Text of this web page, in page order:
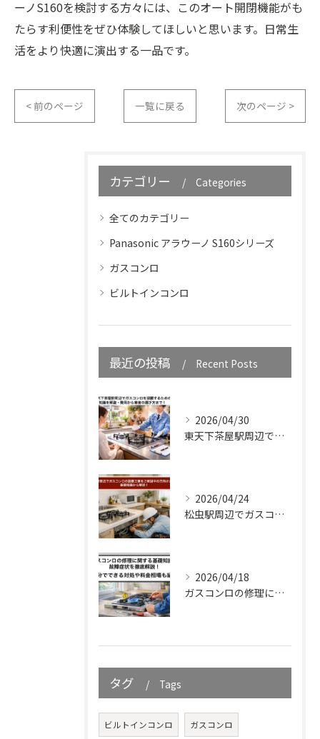
ーノS160を検討する方々には、このオート開閉機能がも
たらす利便性をぜひ体験してほしいと思います。日常生
活をより快適に演出する一品です。
< 前のページ 一覧に戻る 次のページ >
カテゴリー Categories
全てのカテゴリー
Panasonic アラウーノ S160シリーズ
ガスコンロ
ビルトインコンロ
最近の投稿 Recent Posts
2026/04/30
東天下茶屋駅周辺でガスコンロを設置するための知識を解説・費用から業者の選び方まで！
2026/04/24
松虫駅周辺でガスコンロの設置工事をご検討中の方向けガイド｜基礎知識から解説！
2026/04/18
ガスコンロの修理に関する基礎知識と故障症状を徹底解説！自分でできる対処や料金相場も紹介
タグ Tags
ビルトインコンロ ガスコンロ